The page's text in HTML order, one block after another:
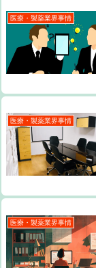
医療・製薬業界事情
医療・製薬業界事情
医療・製薬業界事情